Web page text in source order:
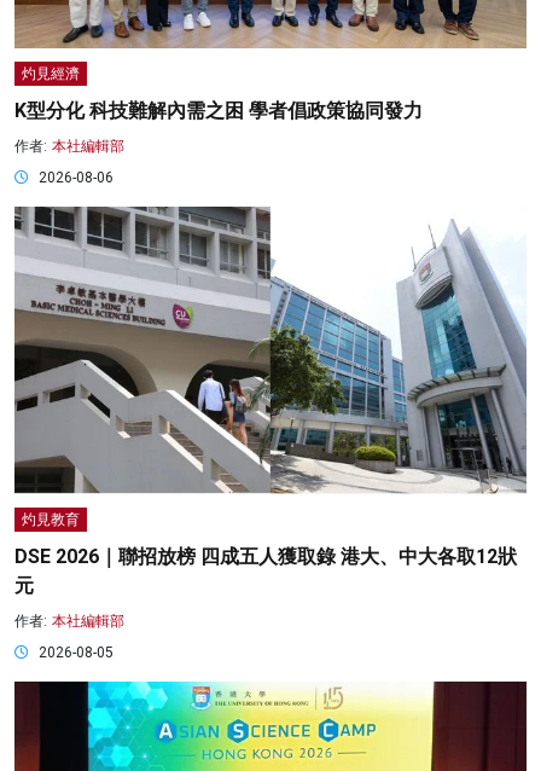
灼見經濟
K型分化 科技難解內需之困 學者倡政策協同發力
作者: 本社編輯部
2026-08-06
灼見教育
DSE 2026｜聯招放榜 四成五人獲取錄 港大、中大各取12狀
元
作者: 本社編輯部
2026-08-05